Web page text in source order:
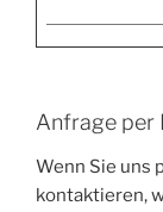
Anfrage per
Wenn Sie uns
kontaktieren,